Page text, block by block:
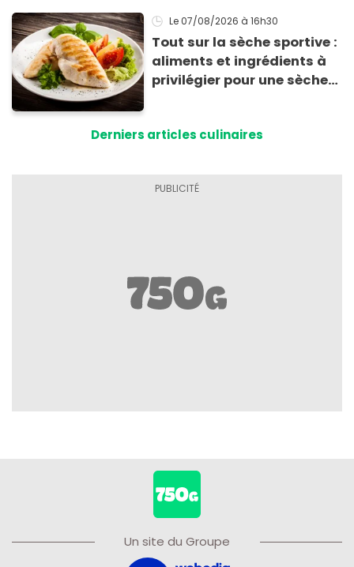
Le 07/08/2026 à 16h30
Tout sur la sèche sportive :
aliments et ingrédients à
privilégier pour une sèche
Derniers articles culinaires
Un site du Groupe